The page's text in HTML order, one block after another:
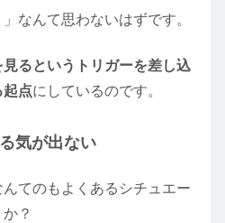
なんて思わないはずです。
るというトリガーを差し込
起点にしているのです。
気が出ない
てのもよくあるシチュエー
？